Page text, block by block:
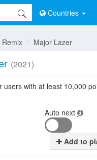
Countries
Remix Major Lazer
(2021)
with at least 10,000
Auto next
Add to